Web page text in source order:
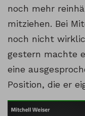
noch mehr
mitziehen. Bei
noch nicht
gestern machte
eine
Position, die er